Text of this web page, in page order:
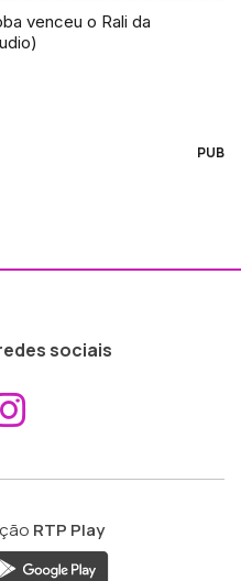
venceu o Rali da
PUB
sociais
ao
RTP Play